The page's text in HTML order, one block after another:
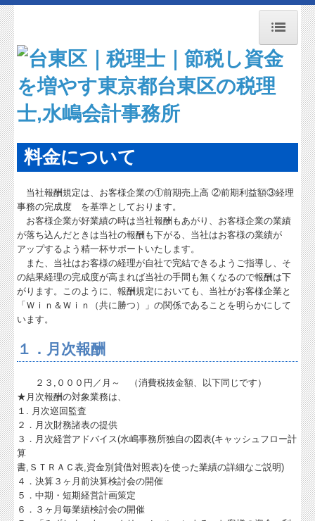
トップページ
お知らせ
事務所紹介
職員紹介
交通案内
業務案内
よくある質問
料金について
リンク集
お問合せ
病院・診療所の皆様へ
補助金・助成金・融資情報
関与先向け融資商品ご紹介
経営者お役立ち情報
税務Q&A
料金について
当社報酬規定は、お客様企業の①前期売上高 ②前期利益額③経理
事務の完成度 を基準としております。
お客様企業が好業績の時は当社報酬もあがり、お客様企業の業績
が落ち込んだときは当社の報酬も下がる、当社はお客様の業績が
アップするよう精一杯サポートいたします。
また、当社はお客様の経理が自社で完結できるようご指導し、そ
の結果経理の完成度が高まれば当社の手間も無くなるので報酬は下
がります。このように、報酬規定においても、当社がお客様企業と
「Ｗｉｎ＆Ｗｉｎ（共に勝つ）」の関係であることを明らかにして
います。
１．月次報酬
２３,０００円／月～ （消費税抜金額、以下同じです）
★月次報酬の対象業務は、
１. 月次巡回監査
２．月次財務諸表の提供
３．月次経営アドバイス(水嶋事務所独自の図表(キャッシュフロー計
算
書,ＳＴＲＡＣ表,資金別貸借対照表)を使った業績の詳細なご説明)
４．決算３ヶ月前決算検討会の開催
５．中期・短期経営計画策定
６．３ヶ月毎業績検討会の開催